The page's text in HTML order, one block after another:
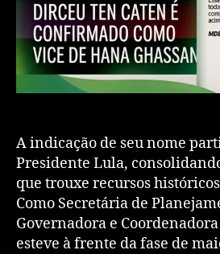
A indicação de seu nome
Presidente Lula,
que trouxe recursos
Como Secretária de
Governadora e Coordenadora
esteve à frente da fase de